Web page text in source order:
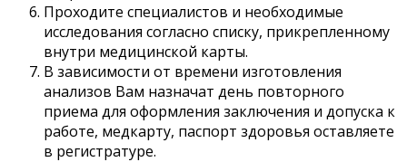
Проходите специалистов и необходимые
исследования согласно списку, прикрепленному
внутри медицинской карты.
В зависимости от времени изготовления
анализов Вам назначат день повторного
приема для оформления заключения и допуска к
работе, медкарту, паспорт здоровья оставляете
в регистратуре.